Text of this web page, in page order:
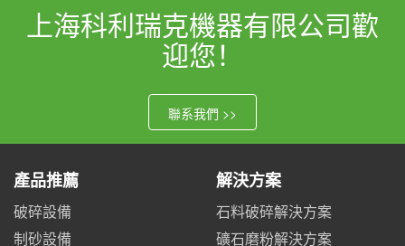
上海科利瑞克機器有限公司歡
迎您！
聯系我們 >>
產品推薦
破碎設備
制砂設備
解決方案
石料破碎解決方案
礦石磨粉解決方案